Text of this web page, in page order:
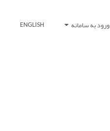
ورود به سامانه ENGLISH